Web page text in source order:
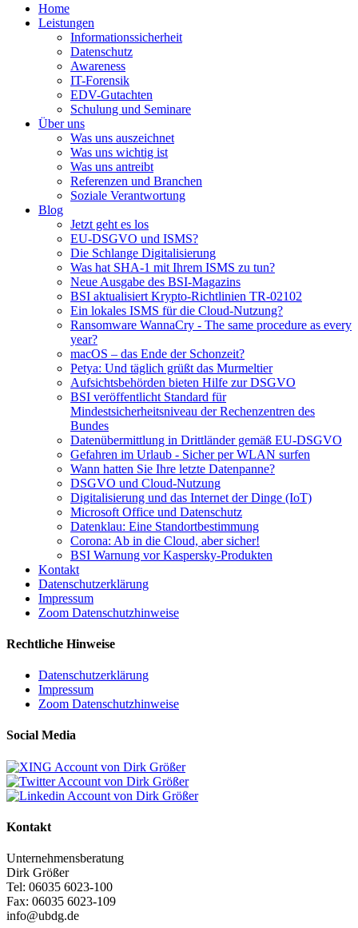
Home
Leistungen
Informationssicherheit
Datenschutz
Awareness
IT-Forensik
EDV-Gutachten
Schulung und Seminare
Über uns
Was uns auszeichnet
Was uns wichtig ist
Was uns antreibt
Referenzen und Branchen
Soziale Verantwortung
Blog
Jetzt geht es los
EU-DSGVO und ISMS?
Die Schlange Digitalisierung
Was hat SHA-1 mit Ihrem ISMS zu tun?
Neue Ausgabe des BSI-Magazins
BSI aktualisiert Krypto-Richtlinien TR-02102
Ein lokales ISMS für die Cloud-Nutzung?
Ransomware WannaCry - The same procedure as every
year?
macOS – das Ende der Schonzeit?
Petya: Und täglich grüßt das Murmeltier
Aufsichtsbehörden bieten Hilfe zur DSGVO
BSI veröffentlicht Standard für
Mindestsicherheitsniveau der Rechenzentren des
Bundes
Datenübermittlung in Drittländer gemäß EU-DSGVO
Gefahren im Urlaub - Sicher per WLAN surfen
Wann hatten Sie Ihre letzte Datenpanne?
DSGVO und Cloud-Nutzung
Digitalisierung und das Internet der Dinge (IoT)
Microsoft Office und Datenschutz
Datenklau: Eine Standortbestimmung
Corona: Ab in die Cloud, aber sicher!
BSI Warnung vor Kaspersky-Produkten
Kontakt
Datenschutzerklärung
Impressum
Zoom Datenschutzhinweise
Rechtliche Hinweise
Datenschutzerklärung
Impressum
Zoom Datenschutzhinweise
Social Media
Kontakt
Unternehmensberatung
Dirk Größer
Tel: 06035 6023-100
Fax: 06035 6023-109
info@ubdg.de